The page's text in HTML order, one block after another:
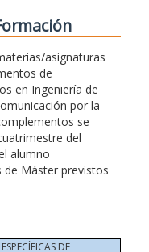
asignaturas
de
en Ingeniería de
por la
se
del
alumno
Máster previstos
DE